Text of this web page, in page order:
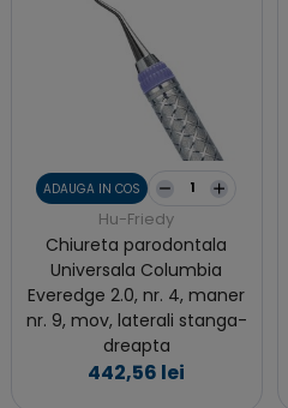
ADAUGA IN COS
Hu-Friedy
Chiureta parodontala
Universala Columbia
Everedge 2.0, nr. 4, maner
nr. 9, mov, laterali stanga-
dreapta
442,56 lei